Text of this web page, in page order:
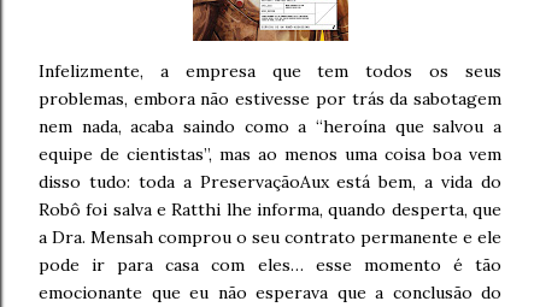
Infelizmente, a empresa que tem todos os seus
problemas, embora não estivesse por trás da sabotagem
nem nada, acaba saindo como a “heroína que salvou a
equipe de cientistas”, mas ao menos uma coisa boa vem
disso tudo: toda a PreservaçãoAux está bem, a vida do
Robô foi salva e Ratthi lhe informa, quando desperta, que
a Dra. Mensah comprou o seu contrato permanente e ele
pode ir para casa com eles… esse momento é tão
emocionante que eu não esperava que a conclusão do